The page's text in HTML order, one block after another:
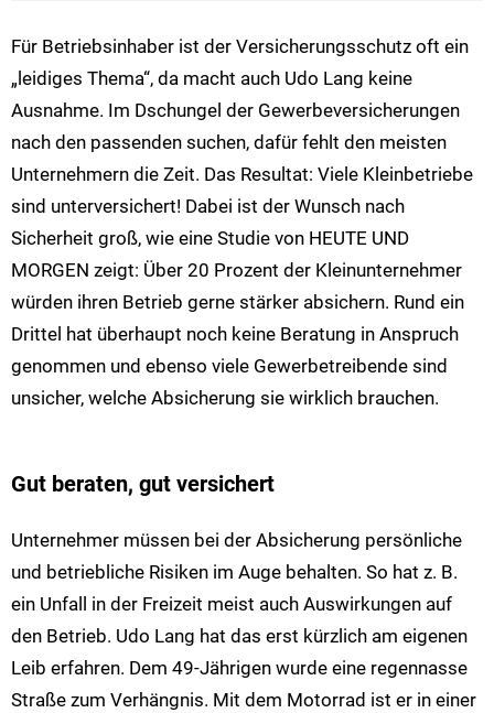
Für Betriebsinhaber ist der Versicherungsschutz oft ein
„leidiges Thema“, da macht auch Udo Lang keine
Ausnahme. Im Dschungel der Gewerbeversicherungen
nach den passenden suchen, dafür fehlt den meisten
Unternehmern die Zeit. Das Resultat: Viele Kleinbetriebe
sind unterversichert! Dabei ist der Wunsch nach
Sicherheit groß, wie eine Studie von HEUTE UND
MORGEN zeigt: Über 20 Prozent der Kleinunternehmer
würden ihren Betrieb gerne stärker absichern. Rund ein
Drittel hat überhaupt noch keine Beratung in Anspruch
genommen und ebenso viele Gewerbetreibende sind
unsicher, welche Absicherung sie wirklich brauchen.
Gut beraten, gut versichert
Unternehmer müssen bei der Absicherung persönliche
und betriebliche Risiken im Auge behalten. So hat z. B.
ein Unfall in der Freizeit meist auch Auswirkungen auf
den Betrieb. Udo Lang hat das erst kürzlich am eigenen
Leib erfahren. Dem 49-Jährigen wurde eine regennasse
Straße zum Verhängnis. Mit dem Motorrad ist er in einer